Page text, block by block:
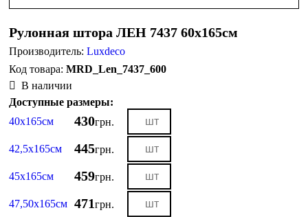
Рулонная штора ЛЕН 7437 60х165см
Производитель:Luxdeco
MRD_Len_7437_600
В наличии
Доступные размеры:
40х165см
430грн.
42,5х165см 445грн.
45х165см 459грн.
47,50х165см 471грн.